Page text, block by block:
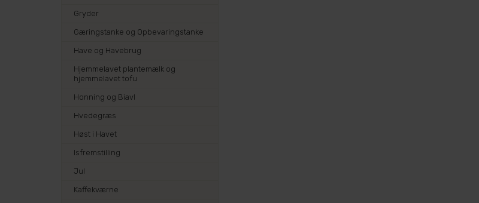
Gryder
Gæringstanke og Opbevaringstanke
Have og Havebrug
Hjemmelavet plantemælk og
hjemmelavet tofu
Honning og Biavl
Hvedegræs
Høst i Havet
Isfremstilling
Jul
Kaffekværne